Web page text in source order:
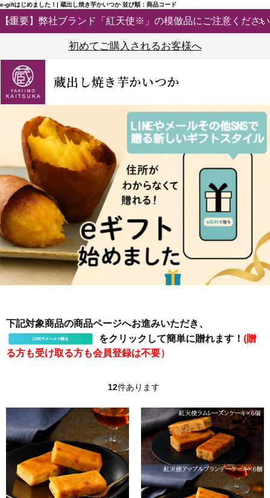
e-giftはじめました！| 蔵出し焼き芋かいつか 並び順：商品コード
【重要】弊社ブランド「紅天使※」の模倣品にご注意ください
初めてご購入されるお客様へ
蔵出し焼き芋かいつか
下記対象商品の商品ページへお進みいただき、
をクリックして簡単に贈れます！ (贈
る方も受け取る方も会員登録は不要）
12件あります